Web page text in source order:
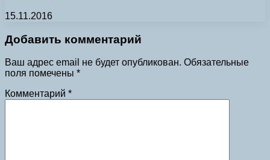
15.11.2016
Добавить комментарий
Ваш адрес email не будет опубликован. Обязательные
поля помечены *
Комментарий *